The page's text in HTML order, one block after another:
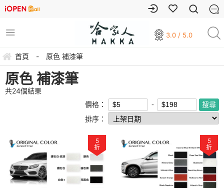
3.0 / 5.0
首頁 - 原色 補漆筆
原色 補漆筆
共24個結果
價格：
排序：
5
折
5
折